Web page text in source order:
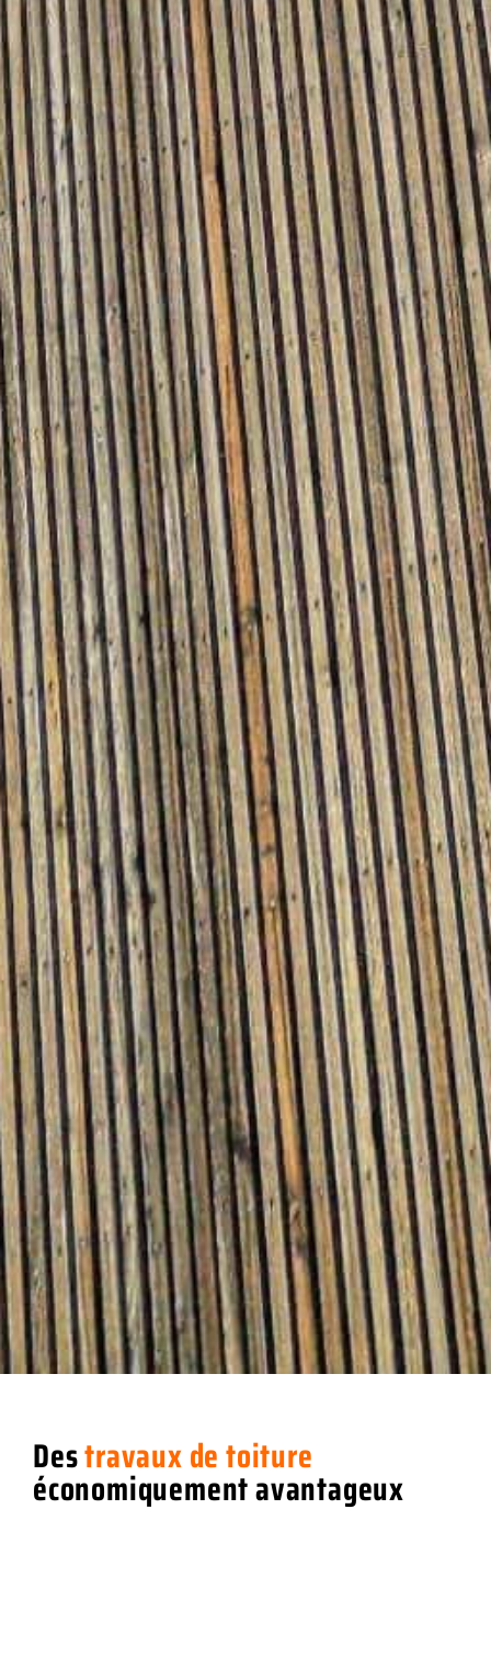
Destravaux de toiture
économiquement avantageux